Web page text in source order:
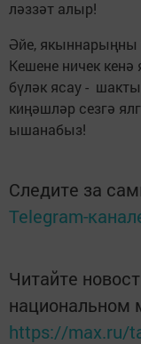
ләззәт алыр!
Әйе, якыннарыңны
Кешене ничек кенә
бүләк ясау -
киңәшләр сезгә
ышанабыз!
Следите за
Telegram-
Читайте
национальном
https://max.ru/